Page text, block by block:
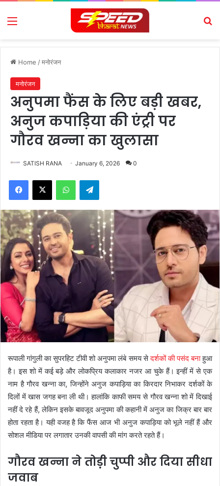
Menu
Home /मनोरंजन
मनोरंजन
अनुपमा फैंस के लिए बड़ी खबर,
अनुज कपाड़िया की एंट्री पर
गौरव खन्ना का खुलासा
SATISH RANA January 6, 2026 0
Facebook
X WhatsAppTelegram
रूपाली गांगुली का सुपरहिट टीवी शो अनुपमा लंबे समय सेदर्शकों की पसंद बनाहुआ
है। इस शो में कई बड़े और लोकप्रिय कलाकार नजर आ चुके हैं। इन्हीं में से एक
नाम है गौरव खन्ना का, जिन्होंने अनुज कपाड़िया का किरदार निभाकर दर्शकों के
दिलों में खास जगह बना ली थी। हालांकि काफी समय से गौरव खन्ना शो में दिखाई
नहीं दे रहे हैं, लेकिन इसके बावजूद अनुपमा की कहानी में अनुज का जिक्र बार बार
होता रहता है। यही वजह है कि फैंस आज भी अनुज कपाड़िया को भूले नहीं हैं और
सोशल मीडिया पर लगातार उनकी वापसी की मांग करते रहते हैं।
गौरव खन्ना ने तोड़ी चुप्पी और दिया सीधा
जवाब